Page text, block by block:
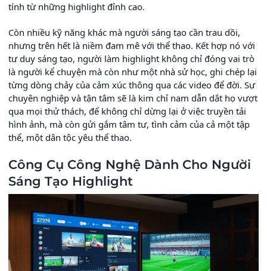
tính từ những highlight đỉnh cao.
Còn nhiều kỹ năng khác mà người sáng tạo cần trau dồi,
nhưng trên hết là niềm đam mê với thể thao. Kết hợp nó với
tư duy sáng tạo, người làm highlight không chỉ đóng vai trò
là người kể chuyện mà còn như một nhà sử học, ghi chép lại
từng dòng chảy của cảm xúc thông qua các video để đời. Sự
chuyên nghiệp và tận tâm sẽ là kim chỉ nam dẫn dắt họ vượt
qua mọi thử thách, để không chỉ dừng lại ở việc truyền tải
hình ảnh, mà còn gửi gắm tâm tư, tình cảm của cả một tập
thể, một dân tộc yêu thể thao.
Công Cụ Công Nghệ Dành Cho Người
Sáng Tạo Highlight